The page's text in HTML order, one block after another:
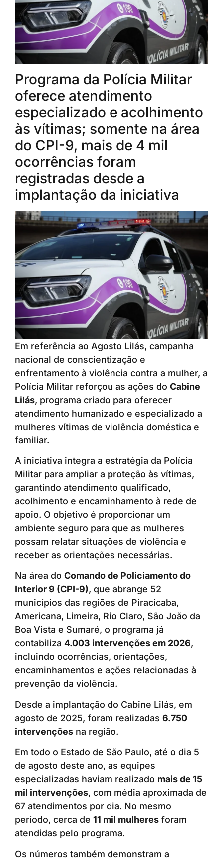
Programa da Polícia Militar
oferece atendimento
especializado e acolhimento
às vítimas; somente na área
do CPI-9, mais de 4 mil
ocorrências foram
registradas desde a
implantação da iniciativa
Em referência ao Agosto Lilás, campanha
nacional de conscientização e
enfrentamento à violência contra a mulher, a
Polícia Militar reforçou as ações do Cabine
Lilás, programa criado para oferecer
atendimento humanizado e especializado a
mulheres vítimas de violência doméstica e
familiar.
A iniciativa integra a estratégia da Polícia
Militar para ampliar a proteção às vítimas,
garantindo atendimento qualificado,
acolhimento e encaminhamento à rede de
apoio. O objetivo é proporcionar um
ambiente seguro para que as mulheres
possam relatar situações de violência e
receber as orientações necessárias.
Na área do Comando de Policiamento do
Interior 9 (CPI-9), que abrange 52
municípios das regiões de Piracicaba,
Americana, Limeira, Rio Claro, São João da
Boa Vista e Sumaré, o programa já
contabiliza 4.003 intervenções em 2026,
incluindo ocorrências, orientações,
encaminhamentos e ações relacionadas à
prevenção da violência.
Desde a implantação do Cabine Lilás, em
agosto de 2025, foram realizadas 6.750
intervenções na região.
Em todo o Estado de São Paulo, até o dia 5
de agosto deste ano, as equipes
especializadas haviam realizado mais de 15
mil intervenções, com média aproximada de
67 atendimentos por dia. No mesmo
período, cerca de 11 mil mulheres foram
atendidas pelo programa.
Os números também demonstram a